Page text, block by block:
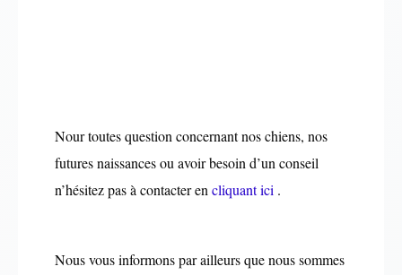
Nour toutes question concernant nos chiens, nos
futures naissances ou avoir besoin d’un conseil
n’hésitez pas à contacter en cliquant ici .
Nous vous informons par ailleurs que nous sommes